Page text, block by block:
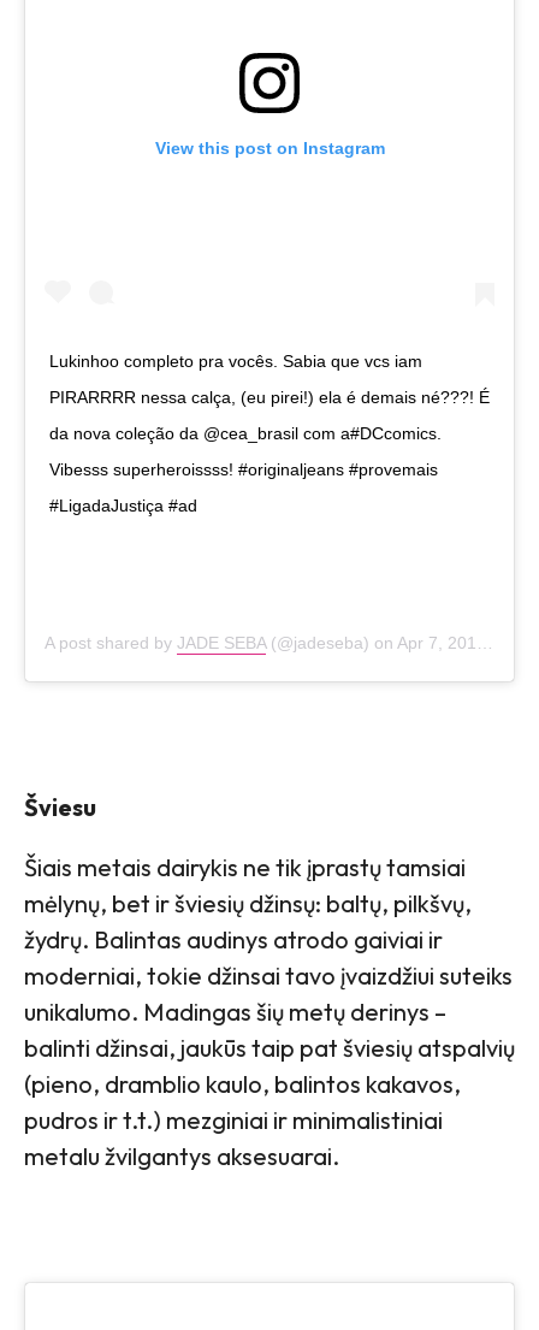
View this post on Instagram
Lukinhoo completo pra vocês. Sabia que vcs iam
PIRARRRR nessa calça, (eu pirei!) ela é demais né???! É
da nova coleção da @cea_brasil com a#DCcomics.
Vibesss superheroissss! #originaljeans #provemais
#LigadaJustiça #ad
A post shared by JADE SEBA(@jadeseba) on Apr 7, 2017 at 2:58pm PDT
Šviesu
Šiais metais dairykis ne tik įprastų tamsiai
mėlynų, bet ir šviesių džinsų: baltų, pilkšvų,
žydrų. Balintas audinys atrodo gaiviai ir
moderniai, tokie džinsai tavo įvaizdžiui suteiks
unikalumo. Madingas šių metų derinys –
balinti džinsai, jaukūs taip pat šviesių atspalvių
(pieno, dramblio kaulo, balintos kakavos,
pudros ir t.t.) mezginiai ir minimalistiniai
metalu žvilgantys aksesuarai.